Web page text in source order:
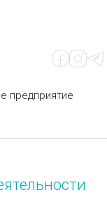
предприятие